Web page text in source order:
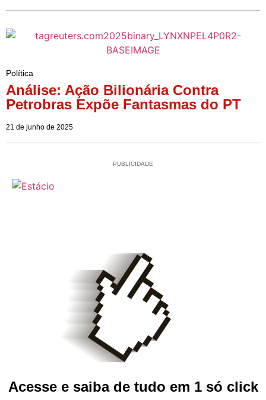
Política
Análise: Ação Bilionária Contra
Petrobras Expõe Fantasmas do PT
21 de junho de 2025
PUBLICIDADE
Acesse e saiba de tudo em 1 só click